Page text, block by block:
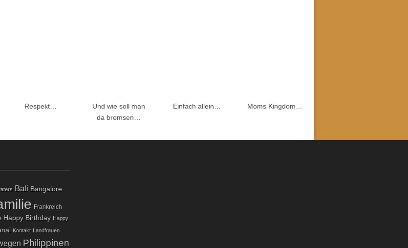
Respekt…
Und wie soll man
da bremsen…
Einfach allein… Moms Kingdom…
Bali Bangalore
Frankreich
Happy Birthday Happy
Kontakt Landfrauen
Philippinen